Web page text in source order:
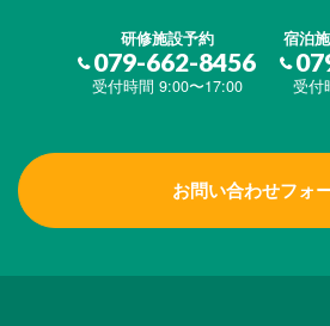
研修施設予約
079-662-8456
受付時間 9:00〜17:00
宿泊
受付
お問い合わせフォ